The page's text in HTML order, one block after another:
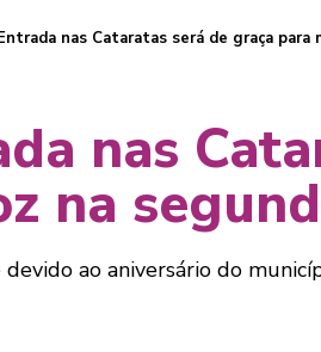
nas Cataratas será de graça para
nas
na
ao aniversário do